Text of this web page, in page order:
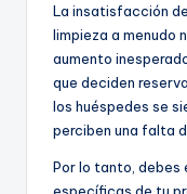
La insatisfacción
limpieza a menudo
aumento
que deciden
los huéspedes se
perciben una falta
Por lo tanto, debes